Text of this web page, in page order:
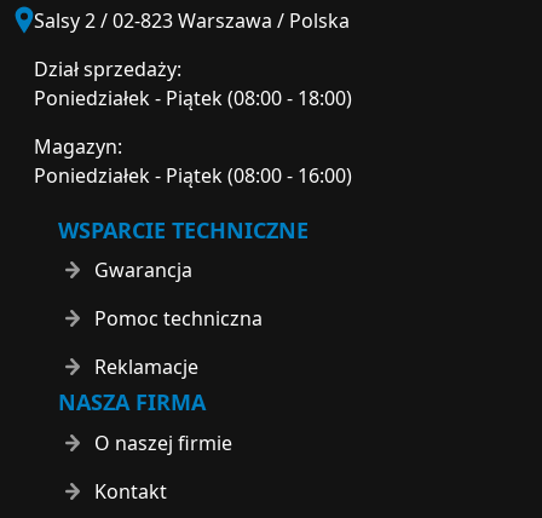
Salsy 2 / 02-823 Warszawa / Polska
Dział sprzedaży:
Poniedziałek - Piątek (08:00 - 18:00)
Magazyn:
Poniedziałek - Piątek (08:00 - 16:00)
WSPARCIE TECHNICZNE
Gwarancja
Pomoc techniczna
Reklamacje
NASZA FIRMA
O naszej firmie
Kontakt